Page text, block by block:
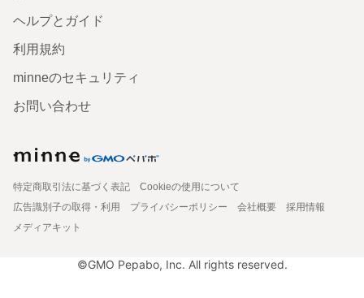
ヘルプとガイド
利用規約
minneのセキュリティ
お問い合わせ
特定商取引法に基づく表記
Cookieの使用について
広告識別子の取得・利用
プライバシーポリシー 会社概要
採用情報
メディアキット
©GMO Pepabo, Inc. All rights reserved.